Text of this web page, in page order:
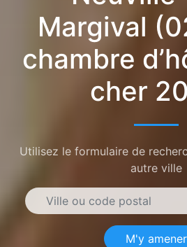
Margival
chambre
cher
Utilisez le formulaire de
autre ville
M'y amener